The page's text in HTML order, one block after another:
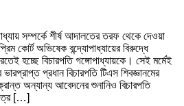
সম্পর্কে শীর্ষ আদালতের তরফ থেকে দেওয়া
কোর্ট অভিষেক বন্দ্যোপাধ্যায়ের বিরুদ্ধে
হচ্ছে বিচারপতি গঙ্গোপাধ্যায়কে। সেই মর্মেই
প্রধান বিচারপতি টিএস শিবজ্ঞানমের
অন্যান্য আবেদনের শুনানিও বিচারপতি
[…]